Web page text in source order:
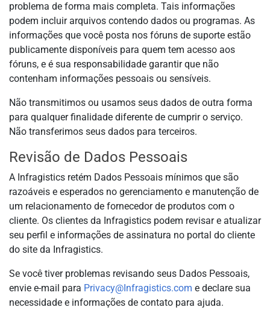
problema de forma mais completa. Tais informações
podem incluir arquivos contendo dados ou programas. As
informações que você posta nos fóruns de suporte estão
publicamente disponíveis para quem tem acesso aos
fóruns, e é sua responsabilidade garantir que não
contenham informações pessoais ou sensíveis.
Não transmitimos ou usamos seus dados de outra forma
para qualquer finalidade diferente de cumprir o serviço.
Não transferimos seus dados para terceiros.
Revisão de Dados Pessoais
A Infragistics retém Dados Pessoais mínimos que são
razoáveis e esperados no gerenciamento e manutenção de
um relacionamento de fornecedor de produtos com o
cliente. Os clientes da Infragistics podem revisar e atualizar
seu perfil e informações de assinatura no portal do cliente
do site da Infragistics.
Se você tiver problemas revisando seus Dados Pessoais,
envie e-mail para Privacy@Infragistics.com e declare sua
necessidade e informações de contato para ajuda.